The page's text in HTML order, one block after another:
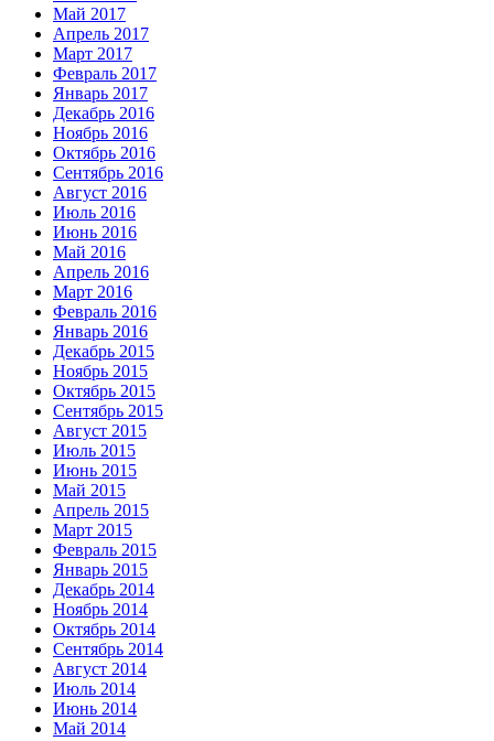
Май 2017
Апрель 2017
Март 2017
Февраль 2017
Январь 2017
Декабрь 2016
Ноябрь 2016
Октябрь 2016
Сентябрь 2016
Август 2016
Июль 2016
Июнь 2016
Май 2016
Апрель 2016
Март 2016
Февраль 2016
Январь 2016
Декабрь 2015
Ноябрь 2015
Октябрь 2015
Сентябрь 2015
Август 2015
Июль 2015
Июнь 2015
Май 2015
Апрель 2015
Март 2015
Февраль 2015
Январь 2015
Декабрь 2014
Ноябрь 2014
Октябрь 2014
Сентябрь 2014
Август 2014
Июль 2014
Июнь 2014
Май 2014